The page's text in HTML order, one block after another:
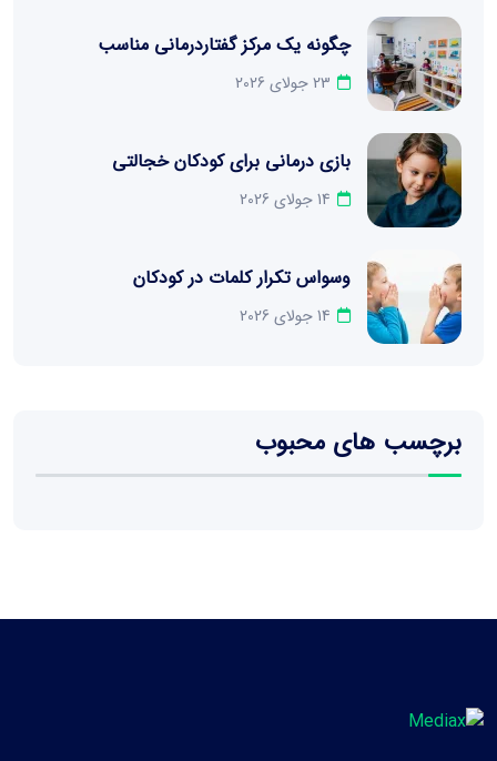
چگونه یک مرکز گفتاردرمانی مناسب
23 جولای 2026
بازی درمانی برای کودکان خجالتی
14 جولای 2026
وسواس تکرار کلمات در کودکان
14 جولای 2026
برچسب های محبوب